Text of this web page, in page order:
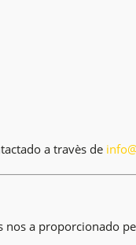
a travès de
nos a proporcionado